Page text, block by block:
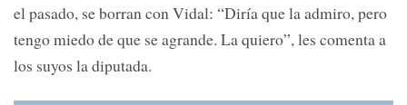
el pasado, se borran con Vidal: “Diría que la admiro, pero
tengo miedo de que se agrande. La quiero”, les comenta a
los suyos la diputada.